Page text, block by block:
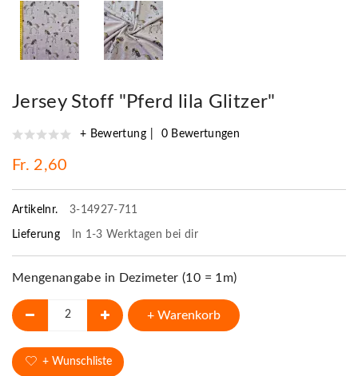
Jersey Stoff "Pferd lila Glitzer"
+ Bewertung 0 Bewertungen
Fr. 2,60
Artikelnr. 3-14927-711
Lieferung In 1-3 Werktagen bei dir
Mengenangabe in Dezimeter (10 = 1m)
+ Warenkorb
+ Wunschliste